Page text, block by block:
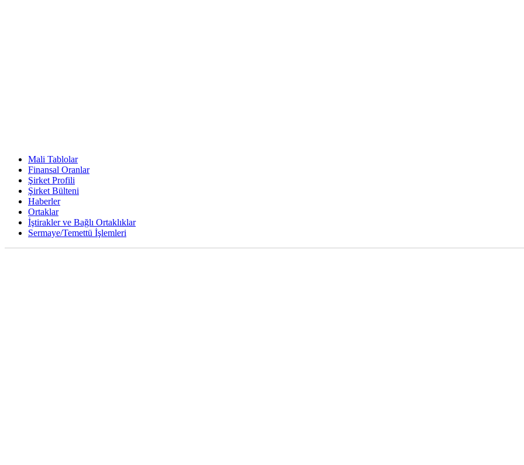
Mali Tablolar
Finansal Oranlar
Şirket Profili
Şirket Bülteni
Haberler
Ortaklar
İştirakler ve Bağlı Ortaklıklar
Sermaye/Temettü İşlemleri